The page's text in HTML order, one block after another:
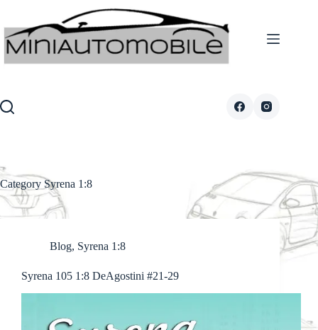
content
Category Syrena 1:8
Blog, Syrena 1:8
Syrena 105 1:8 DeAgostini #21-29